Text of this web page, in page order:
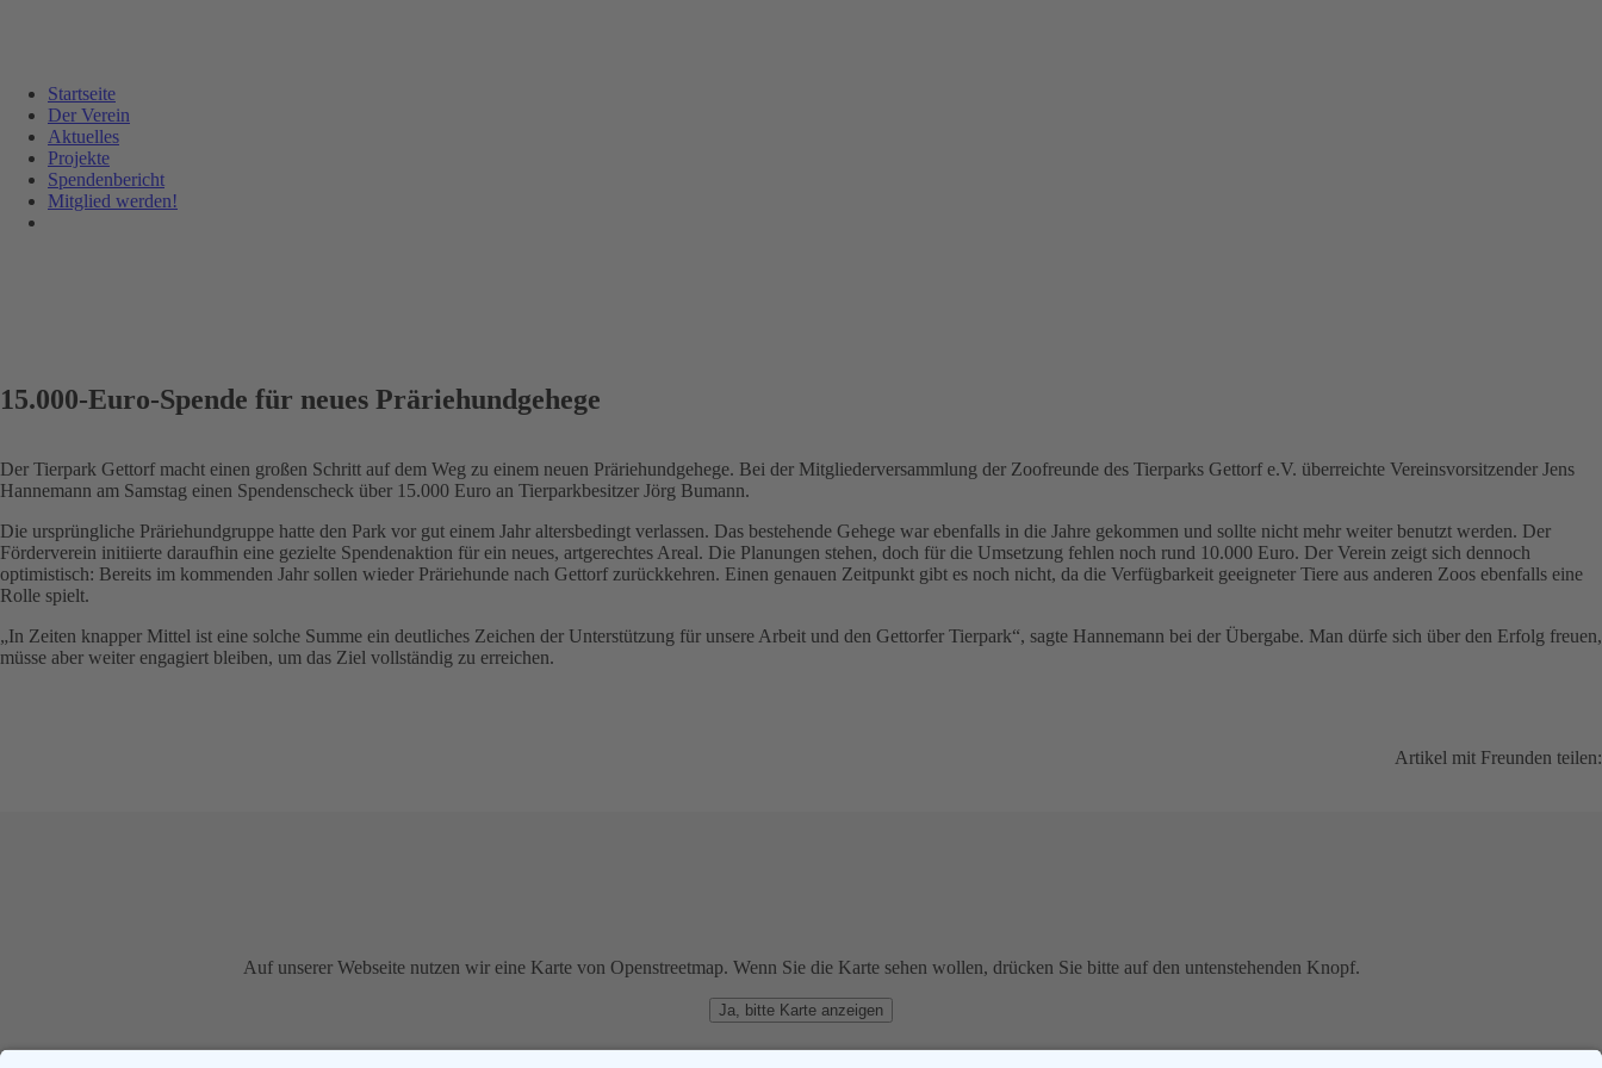
Navigation
überspringen
Startseite
Der Verein
Aktuelles
Projekte
Spendenbericht
Mitglied werden!
15.000-Euro-Spende für neues Präriehundgehege
Der Tierpark Gettorf macht einen großen Schritt auf dem Weg zu einem neuen Präriehundgehege. Bei der Mitgliederversammlung der Zoofreunde des Tierparks Gettorf e.V. überreichte Vereinsvorsitzender Jens
Hannemann am Samstag einen Spendenscheck über 15.000 Euro an Tierparkbesitzer Jörg Bumann.
Die ursprüngliche Präriehundgruppe hatte den Park vor gut einem Jahr altersbedingt verlassen. Das bestehende Gehege war ebenfalls in die Jahre gekommen und sollte nicht mehr weiter benutzt werden. Der
Förderverein initiierte daraufhin eine gezielte Spendenaktion für ein neues, artgerechtes Areal. Die Planungen stehen, doch für die Umsetzung fehlen noch rund 10.000 Euro. Der Verein zeigt sich dennoch
optimistisch: Bereits im kommenden Jahr sollen wieder Präriehunde nach Gettorf zurückkehren. Einen genauen Zeitpunkt gibt es noch nicht, da die Verfügbarkeit geeigneter Tiere aus anderen Zoos ebenfalls eine
Rolle spielt.
„In Zeiten knapper Mittel ist eine solche Summe ein deutliches Zeichen der Unterstützung für unsere Arbeit und den Gettorfer Tierpark“, sagte Hannemann bei der Übergabe. Man dürfe sich über den Erfolg freuen,
müsse aber weiter engagiert bleiben, um das Ziel vollständig zu erreichen.
Artikel mit Freunden teilen:
Auf unserer Webseite nutzen wir eine Karte von Openstreetmap. Wenn Sie die Karte sehen wollen, drücken Sie bitte auf den untenstehenden Knopf.
Ja, bitte Karte anzeigen